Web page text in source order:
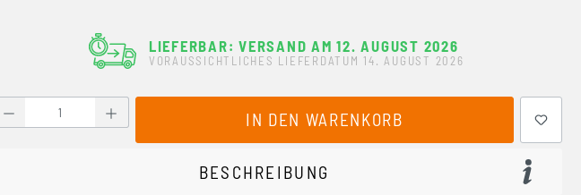
LIEFERBAR: VERSAND AM 12. AUGUST 2026
VORAUSSICHTLICHES LIEFERDATUM 14. AUGUST 2026
Produkt Anzahl: Gib den gewünschten Wert ein oder benutze die Schaltflächen
IN DEN WARENKORB
BESCHREIBUNG